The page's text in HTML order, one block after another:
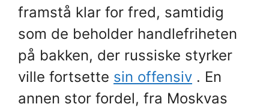
framstå klar for fred, samtidig
som de beholder handlefriheten
på bakken, der russiske styrker
ville fortsette sin offensiv . En
annen stor fordel, fra Moskvas